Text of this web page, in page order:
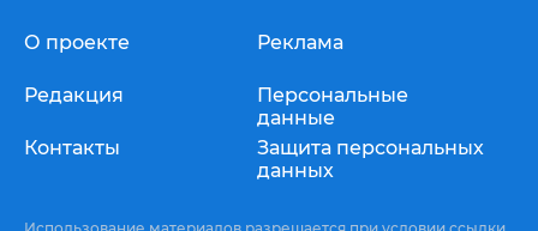
О проекте
Редакция
Контакты
Реклама
Персональные
данные
Защита персональных
данных